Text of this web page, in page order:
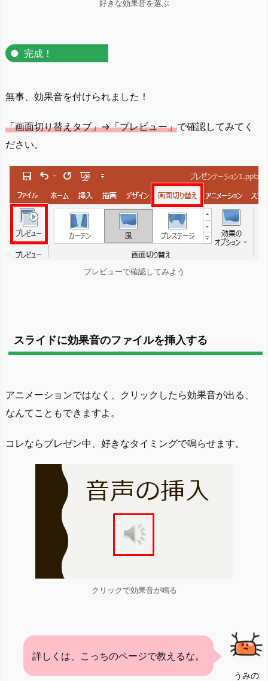
好きな効果音を選ぶ
完成！
無事、効果音を付けられました！
「画面切り替えタブ」→「プレビュー」で確認してみてく
ださい。
プレビューで確認してみよう
スライドに効果音のファイルを挿入する
アニメーションではなく、クリックしたら効果音が出る、
なんてこともできますよ。
コレならプレゼン中、好きなタイミングで鳴らせます。
クリックで効果音が鳴る
うみの
詳しくは、こっちのページで教えるな。